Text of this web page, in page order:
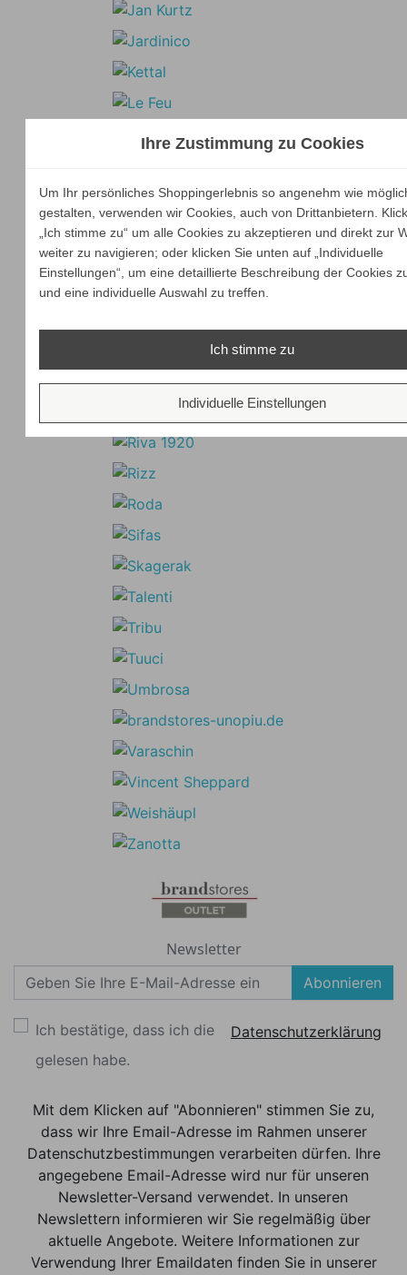
Newsletter
Abonnieren
Ich bestätige, dass ich die
Datenschutzerklärung
gelesen habe.
Mit dem Klicken auf "Abonnieren" stimmen Sie zu,
dass wir Ihre Email-Adresse im Rahmen unserer
Datenschutzbestimmungen verarbeiten dürfen. Ihre
angegebene Email-Adresse wird nur für unseren
Newsletter-Versand verwendet. In unseren
Newslettern informieren wir Sie regelmäßig über
aktuelle Angebote. Weitere Informationen zur
Verwendung Ihrer Emaildaten finden Sie in unserer
Ihre Zustimmung zu Cookies
Um Ihr persönliches Shoppingerlebnis so angenehm wie
gestalten, verwenden wir Cookies, auch von Drittanbietern.
„Ich stimme zu“ um alle Cookies zu akzeptieren und direkt zur
weiter zu navigieren; oder klicken Sie unten auf „Individuelle
Einstellungen“, um eine detaillierte Beschreibung der Cookies
und eine individuelle Auswahl zu treffen.
Ich stimme zu
Individuelle Einstellungen